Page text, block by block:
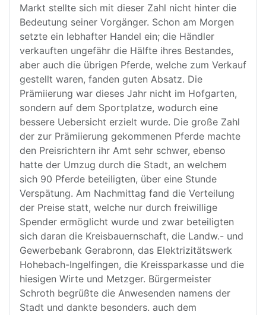
Markt stellte sich mit dieser Zahl nicht hinter die
Bedeutung seiner Vorgänger. Schon am Morgen
setzte ein lebhafter Handel ein; die Händler
verkauften ungefähr die Hälfte ihres Bestandes,
aber auch die übrigen Pferde, welche zum Verkauf
gestellt waren, fanden guten Absatz. Die
Prämiierung war dieses Jahr nicht im Hofgarten,
sondern auf dem Sportplatze, wodurch eine
bessere Uebersicht erzielt wurde. Die große Zahl
der zur Prämiierung gekommenen Pferde machte
den Preisrichtern ihr Amt sehr schwer, ebenso
hatte der Umzug durch die Stadt, an welchem
sich 90 Pferde beteiligten, über eine Stunde
Verspätung. Am Nachmittag fand die Verteilung
der Preise statt, welche nur durch freiwillige
Spender ermöglicht wurde und zwar beteiligten
sich daran die Kreisbauernschaft, die Landw.- und
Gewerbebank Gerabronn, das Elektrizitätswerk
Hohebach-Ingelfingen, die Kreissparkasse und die
hiesigen Wirte und Metzger. Bürgermeister
Schroth begrüßte die Anwesenden namens der
Stadt und dankte besonders. auch dem